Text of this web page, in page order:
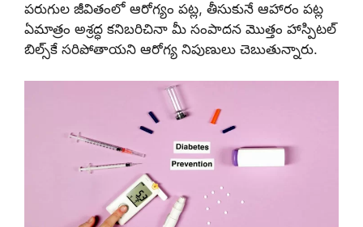
పరుగుల జీవితంలో ఆరోగ్యం పట్ల, తీసుకునే ఆహారం పట్ల
ఏమాత్రం అశ్రద్ధ కనిబరిచినా మీ సంపాదన మొత్తం హాస్పిటల్
బిల్స్‌కే సరిపోతాయని ఆరోగ్య నిపుణులు చెబుతున్నారు.